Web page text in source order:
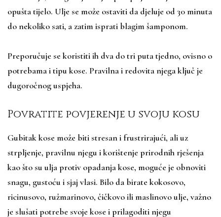
opušta tijelo. Ulje se može ostaviti da djeluje od 30 minuta
do nekoliko sati, a zatim isprati blagim šamponom.
Preporučuje se koristiti ih dva do tri puta tjedno, ovisno o
potrebama i tipu kose. Pravilna i redovita njega ključ je
dugoročnog uspjeha.
Povratite povjerenje u svoju kosu
Gubitak kose može biti stresan i frustrirajući, ali uz
strpljenje, pravilnu njegu i korištenje prirodnih rješenja
kao što su ulja protiv opadanja kose, moguće je obnoviti
snagu, gustoću i sjaj vlasi. Bilo da birate kokosovo,
ricinusovo, ružmarinovo, čičkovo ili maslinovo ulje, važno
je slušati potrebe svoje kose i prilagoditi njegu